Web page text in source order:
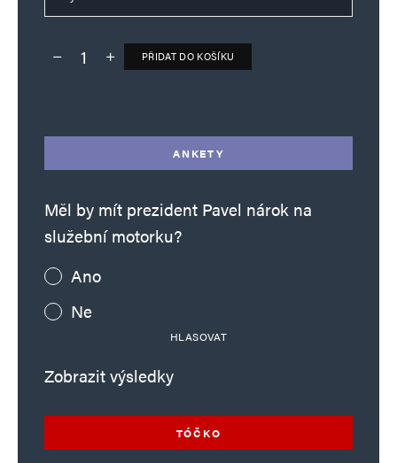
Deník TO – verze bez reklam množství
PŘIDAT DO KOŠÍKU
ANKETY
Měl by mít prezident Pavel nárok na
služební motorku?
Ano
Ne
HLASOVAT
Zobrazit výsledky
TÓČKO